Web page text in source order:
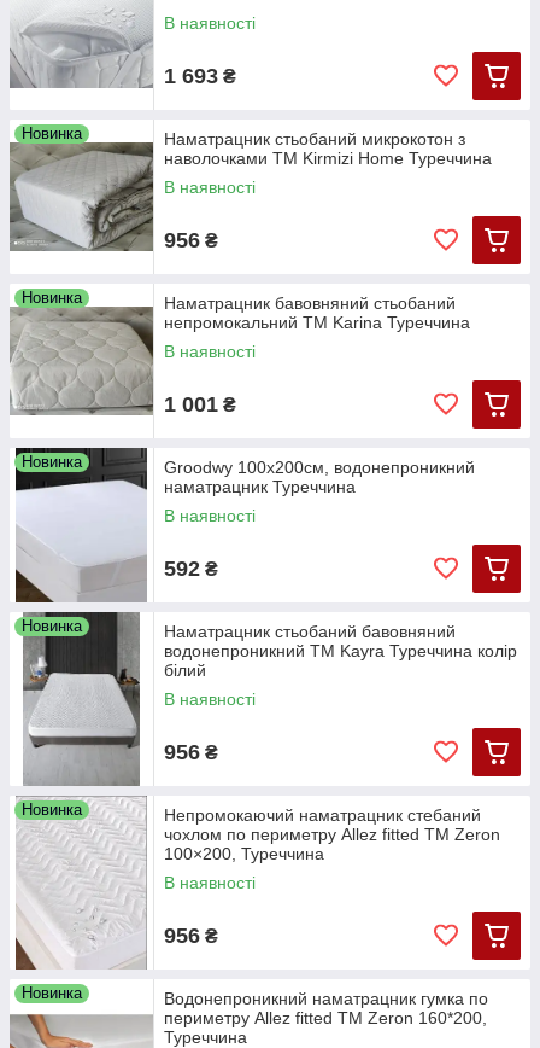
В наявності
1 693 ₴
Новинка
Наматрацник стьобаний микрокотон з
наволочками ТМ Kirmizi Home Туреччина
В наявності
956 ₴
Новинка
Наматрацник бавовняний стьобаний
непромокальний ТМ Karina Туреччина
В наявності
1 001 ₴
Новинка
Groodwy 100х200см, водонепроникний
наматрацник Туреччина
В наявності
592 ₴
Новинка
Наматрацник стьобаний бавовняний
водонепроникний ТМ Kayra Туреччина колір
білий
В наявності
956 ₴
Новинка
Непромокаючий наматрацник стебаний
чохлом по периметру Allez fitted TM Zeron
100×200, Туреччина
В наявності
956 ₴
Новинка
Водонепроникний наматрацник гумка по
периметру Allez fitted TM Zeron 160*200,
Туреччина